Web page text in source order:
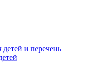
и перечень